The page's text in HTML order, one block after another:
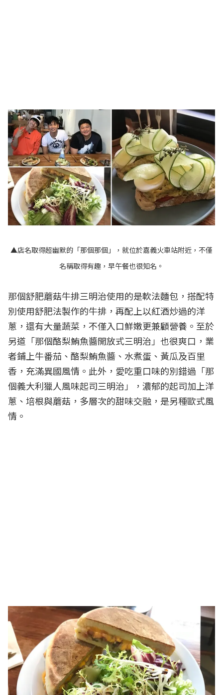
▲店名取得超幽默的「那個那個」，就位於嘉義火車站附近，不僅
名稱取得有趣，早午餐也很知名。
那個舒肥蘑菇牛排三明治使用的是軟法麵包，搭配特
別使用舒肥法製作的牛排，再配上以紅酒炒過的洋
蔥，還有大量蔬菜，不僅入口鮮嫩更兼顧營養。至於
另道「那個酪梨鮪魚醬開放式三明治」也很爽口，業
者鋪上牛番茄、酪梨鮪魚醬、水煮蛋、黃瓜及百里
香，充滿異國風情。此外，愛吃重口味的別錯過「那
個義大利獵人風味起司三明治」，濃郁的起司加上洋
蔥、培根與蘑菇，多層次的甜味交融，是另種歐式風
情。